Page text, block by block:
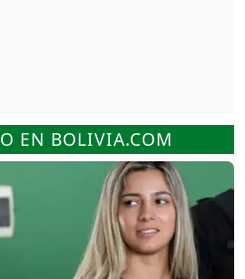
EN BOLIVIA.COM